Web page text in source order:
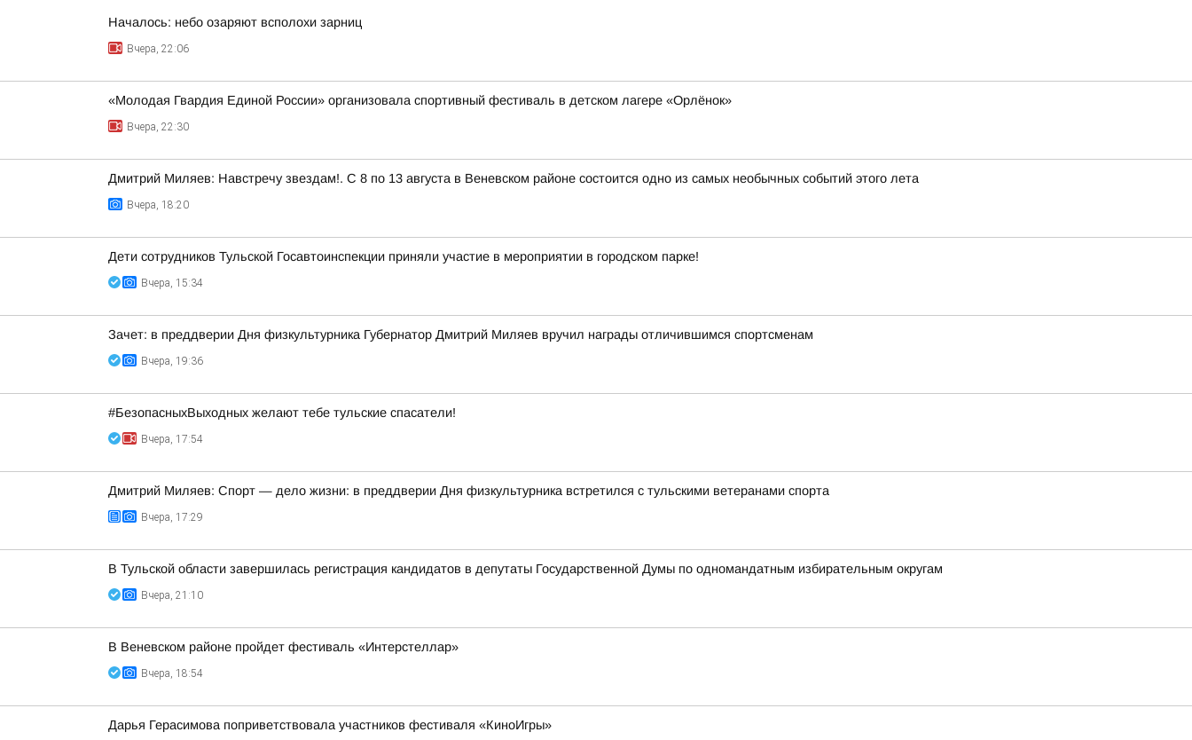
Началось: небо озаряют всполохи зарниц
Вчера, 22:06
«Молодая Гвардия Единой России» организовала спортивный фестиваль в детском лагере «Орлёнок»
Вчера, 22:30
Дмитрий Миляев: Навстречу звездам!. С 8 по 13 августа в Веневском районе состоится одно из самых необычных событий этого лета
Вчера, 18:20
Дети сотрудников Тульской Госавтоинспекции приняли участие в мероприятии в городском парке!
Вчера, 15:34
Зачет: в преддверии Дня физкультурника Губернатор Дмитрий Миляев вручил награды отличившимся спортсменам
Вчера, 19:36
#БезопасныхВыходных желают тебе тульские спасатели!
Вчера, 17:54
Дмитрий Миляев: Спорт — дело жизни: в преддверии Дня физкультурника встретился с тульскими ветеранами спорта
Вчера, 17:29
В Тульской области завершилась регистрация кандидатов в депутаты Государственной Думы по одномандатным избирательным округам
Вчера, 21:10
В Веневском районе пройдет фестиваль «Интерстеллар»
Вчера, 18:54
Дарья Герасимова поприветствовала участников фестиваля «КиноИгры»